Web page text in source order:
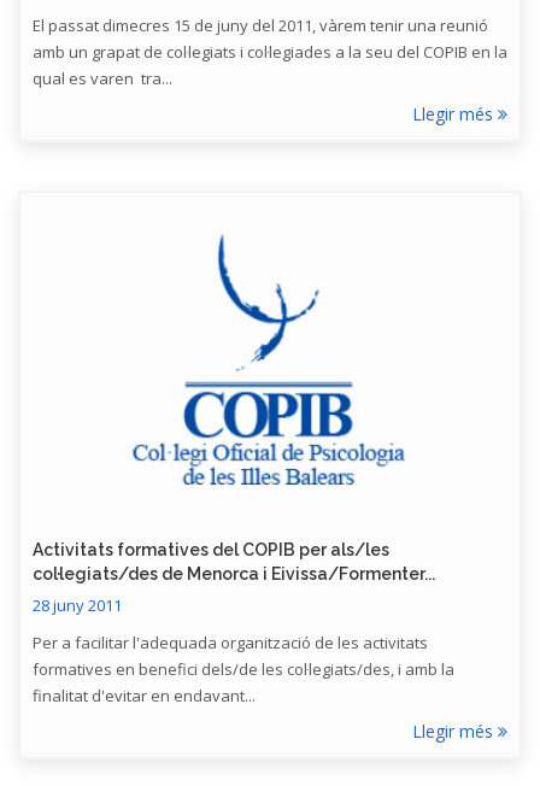
El passat dimecres 15 de juny del 2011, vàrem tenir una reunió
amb un grapat de col·legiats i col·legiades a la seu del COPIB en la
qual es varen tra...
Llegir més
Activitats formatives del COPIB per als/les
col·legiats/des de Menorca i Eivissa/Formenter...
28 juny 2011
Per a facilitar l'adequada organització de les activitats
formatives en benefici dels/de les col·legiats/des, i amb la
finalitat d'evitar en endavant...
Llegir més